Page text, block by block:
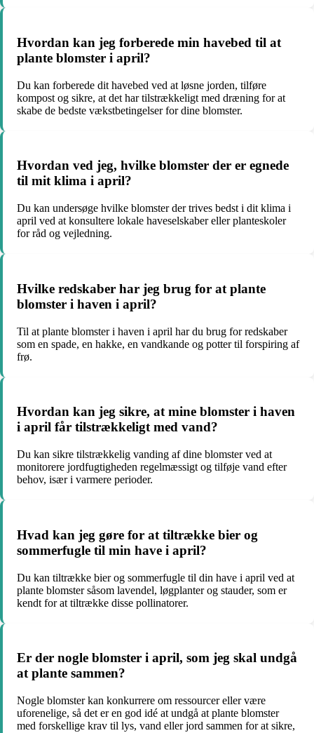
Hvordan kan jeg forberede min havebed til at
plante blomster i april?
Du kan forberede dit havebed ved at løsne jorden, tilføre
kompost og sikre, at det har tilstrækkeligt med dræning for at
skabe de bedste vækstbetingelser for dine blomster.
Hvordan ved jeg, hvilke blomster der er egnede
til mit klima i april?
Du kan undersøge hvilke blomster der trives bedst i dit klima i
april ved at konsultere lokale haveselskaber eller planteskoler
for råd og vejledning.
Hvilke redskaber har jeg brug for at plante
blomster i haven i april?
Til at plante blomster i haven i april har du brug for redskaber
som en spade, en hakke, en vandkande og potter til forspiring af
frø.
Hvordan kan jeg sikre, at mine blomster i haven
i april får tilstrækkeligt med vand?
Du kan sikre tilstrækkelig vanding af dine blomster ved at
monitorere jordfugtigheden regelmæssigt og tilføje vand efter
behov, især i varmere perioder.
Hvad kan jeg gøre for at tiltrække bier og
sommerfugle til min have i april?
Du kan tiltrække bier og sommerfugle til din have i april ved at
plante blomster såsom lavendel, løgplanter og stauder, som er
kendt for at tiltrække disse pollinatorer.
Er der nogle blomster i april, som jeg skal undgå
at plante sammen?
Nogle blomster kan konkurrere om ressourcer eller være
uforenelige, så det er en god idé at undgå at plante blomster
med forskellige krav til lys, vand eller jord sammen for at sikre,